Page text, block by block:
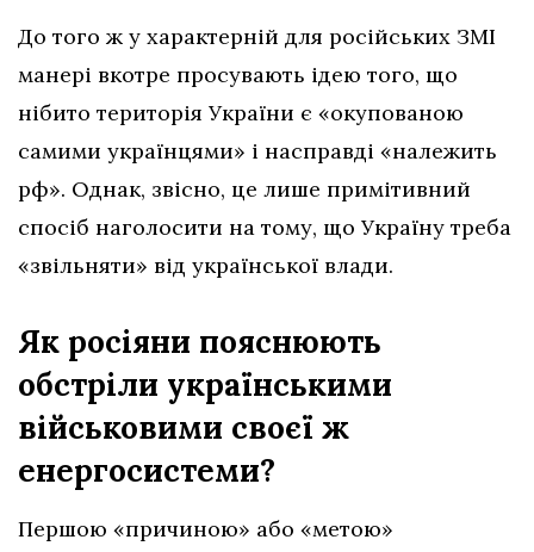
До того ж у характерній для російських ЗМІ
манері вкотре просувають ідею того, що
нібито територія України є «окупованою
самими українцями» і насправді «належить
рф». Однак, звісно, це лише примітивний
спосіб наголосити на тому, що Україну треба
«звільняти» від української влади.
Як росіяни пояснюють
обстріли українськими
військовими своєї ж
енергосистеми?
Першою «причиною» або «метою»